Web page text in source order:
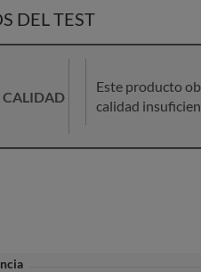
DEL TEST
Este producto
calidad